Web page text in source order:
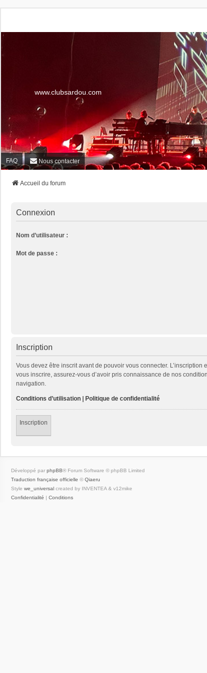
www.clubsardou.com
FAQ Nous contacter
Accueil du forum
Connexion
Nom d’utilisateur :
Mot de passe :
Inscription
Vous devez être inscrit avant de pouvoir vous connecter.
vous inscrire, assurez-vous d’avoir pris connaissance de nos
navigation.
Conditions d’utilisation | Politique de confidentialité
Inscription
Développé par phpBB® Forum Software © phpBB Limited
Traduction française officielle © Qiaeru
Style we_universal created by INVENTEA & v12mike
Confidentialité | Conditions